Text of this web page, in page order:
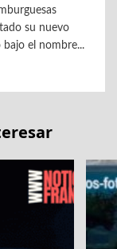
su nuevo
el nombre...